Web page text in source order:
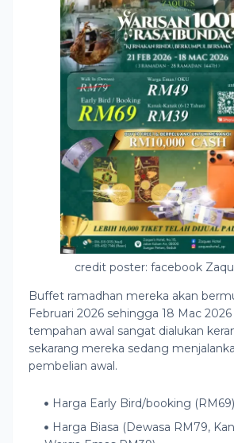
credit poster: facebook
Buffet ramadhan mereka akan
Februari 2026 sehingga 18 Mac
tempahan awal sangat dialukan
sekarang mereka sedang
pembelian awal.
Harga Early Bird/booking (RM69)
Harga Biasa (Dewasa RM79,